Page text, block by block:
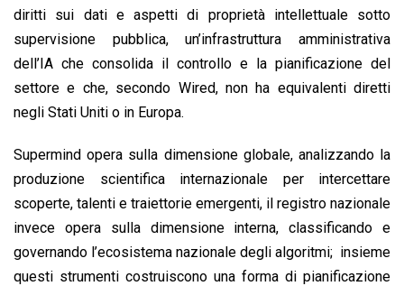
diritti sui dati e aspetti di proprietà intellettuale sotto
supervisione pubblica, un’infrastruttura amministrativa
dell’IA che consolida il controllo e la pianificazione del
settore e che, secondo Wired, non ha equivalenti diretti
negli Stati Uniti o in Europa.
Supermind opera sulla dimensione globale, analizzando la
produzione scientifica internazionale per intercettare
scoperte, talenti e traiettorie emergenti, il registro nazionale
invece opera sulla dimensione interna, classificando e
governando l’ecosistema nazionale degli algoritmi; insieme
questi strumenti costruiscono una forma di pianificazione